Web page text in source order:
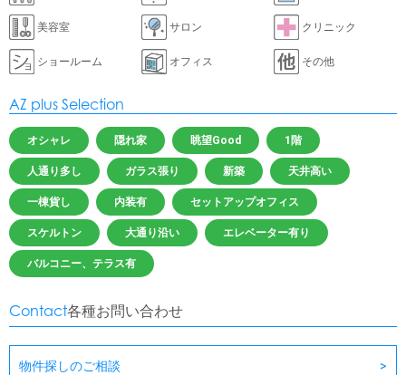
美容室 サロン クリニック
ショールーム オフィス その他
AZ plus Selection
オシャレ 隠れ家 眺望Good 1階
人通り多し ガラス張り 新築 天井高い
一棟貨し 内装有 セットアップオフィス
スケルトン 大通り沿い エレベーター有り
バルコニー、テラス有
Contact各種お問い合わせ
物件探しのご相談